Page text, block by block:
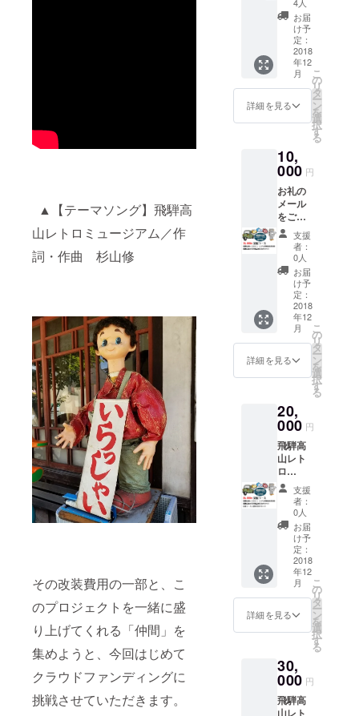
▲【テーマソング】飛騨高
山レトロミュージアム／作
詞・作曲 杉山修
その改装費用の一部と、こ
のプロジェクトを一緒に盛
り上げてくれる「仲間」を
集めようと、今回はじめて
クラウドファンディングに
挑戦させていただきます。
フス
キーク
リスタ
ルを使
用し
た、ひ
だのさ
るぼぼ
スト
ラップ1
礼とし
てリ
ターン
いたし
ます。※
カラー
はお選
びでき
ません
お届
け予
定：
2018
年12
月
詳細を見る
こ
の
リ
タ
ー
ン
を
選
択
す
る
10,
000 円
お礼の
メール
をご連
絡させ
ていた
だき、
飛騨高
山レト
ミュー
ジアム
無料招
待券2枚
と飛騨
高山の
五平餅
わせ
セット
をお礼
として
リター
ンいた
しま
す。 招
待券に
期限は
ござい
ませ
ん。
支援
者：
0人
お届
け予
定：
2018
年12
月
詳細を見る
こ
の
リ
タ
ー
ン
を
選
択
す
る
20,
000 円
飛騨高
山レト
ロ
ミュー
ジアム
無料招
待券2
枚、飛
騨高山
の五平
餅詰め
合わせ
セッ
ト、高
山ラー
メン詰
せセッ
トをお
礼とし
てリ
支援
者：
0人
お届
け予
定：
2018
年12
月
詳細を見る
こ
の
リ
タ
ー
ン
を
選
択
す
る
30,
000 円
飛騨高
山レト